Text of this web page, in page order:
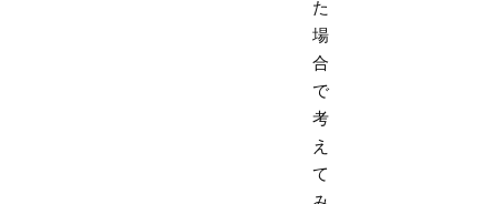
た
場
合
で
考
え
て